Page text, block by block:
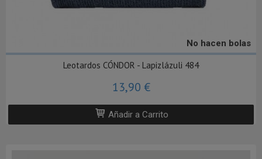
No hacen bolas
Leotardos CÓNDOR - Lapizlázuli 484
13,90 €
Añadir a Carrito